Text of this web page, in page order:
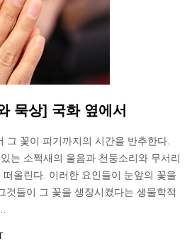
묵상] 국화 옆에서
그 꽃이 피기까지의 시간을 반추한다.
는 소쩍새의 울음과 천둥소리와 무서리
올린다. 이러한 요인들이 눈앞의 꽃을
것들이 그 꽃을 생장시켰다는 생물학적